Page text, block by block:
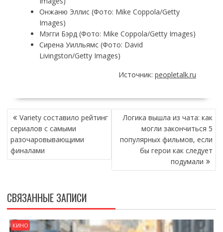
Онжаню Эллис (Фото: Mike Coppola/Getty
Images)
Мэгги Бэрд (Фото: Mike Coppola/Getty Images)
Сирена Уилльямс (Фото: David
Livingston/Getty Images)
Источник:peopletalk.ru
НАВИГАЦИЯ
ПО
ЗАПИСЯМ
Variety составило рейтинг
сериалов с самыми
разочаровывающими
финалами
Логика вышла из чата: как
могли закончиться 5
популярных фильмов, если
бы герои как следует
подумали
СВЯЗАННЫЕ ЗАПИСИ
КИНО